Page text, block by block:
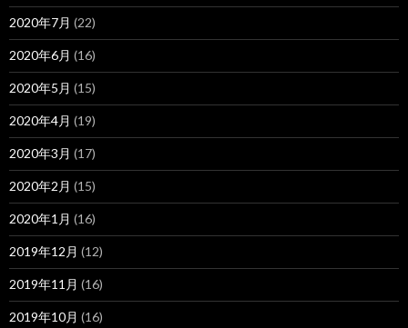
2020年7月 (22)
2020年6月 (16)
2020年5月 (15)
2020年4月 (19)
2020年3月 (17)
2020年2月 (15)
2020年1月 (16)
2019年12月 (12)
2019年11月 (16)
2019年10月 (16)